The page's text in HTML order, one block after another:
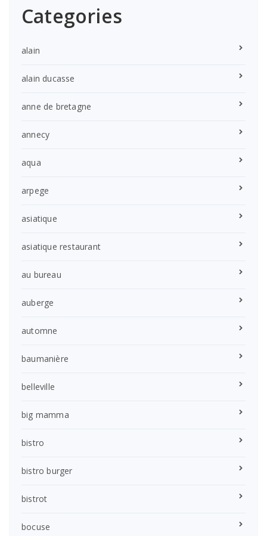
Categories
alain
alain ducasse
anne de bretagne
annecy
aqua
arpege
asiatique
asiatique restaurant
au bureau
auberge
automne
baumanière
belleville
big mamma
bistro
bistro burger
bistrot
bocuse